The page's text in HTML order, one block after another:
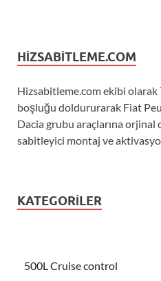
HIZSABITLEME.COM
Hizsabitleme.com ekibi
boşluğu doldururarak Fiat
Dacia grubu araçlarına orjinal
sabitleyici montaj ve
KATEGORILER
500L Cruise control